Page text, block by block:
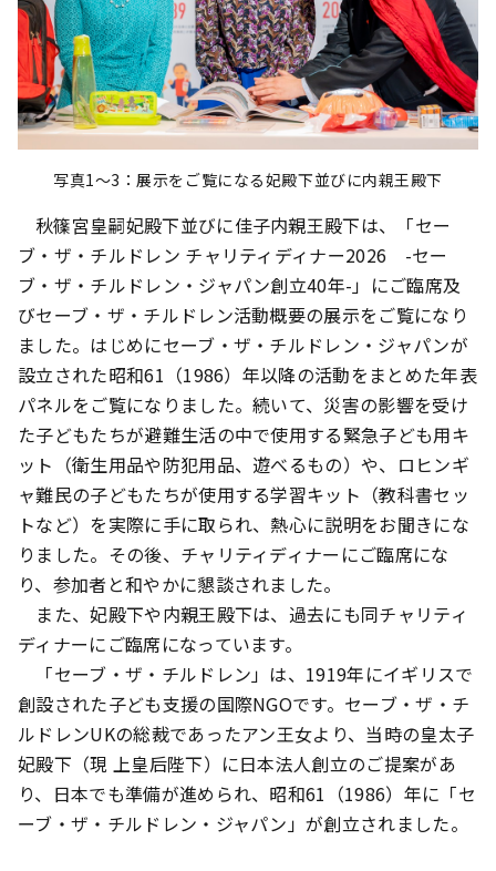
写真1～3：展示をご覧になる妃殿下並びに内親王殿下
秋篠宮皇嗣妃殿下並びに佳子内親王殿下は、「セー
ブ・ザ・チルドレン チャリティディナー2026 -セー
ブ・ザ・チルドレン・ジャパン創立40年-」にご臨席及
びセーブ・ザ・チルドレン活動概要の展示をご覧になり
ました。はじめにセーブ・ザ・チルドレン・ジャパンが
設立された昭和61（1986）年以降の活動をまとめた年表
パネルをご覧になりました。続いて、災害の影響を受け
た子どもたちが避難生活の中で使用する緊急子ども用キ
ット（衛生用品や防犯用品、遊べるもの）や、ロヒンギ
ャ難民の子どもたちが使用する学習キット（教科書セッ
トなど）を実際に手に取られ、熱心に説明をお聞きにな
りました。その後、チャリティディナーにご臨席にな
り、参加者と和やかに懇談されました。
また、妃殿下や内親王殿下は、過去にも同チャリティ
ディナーにご臨席になっています。
「セーブ・ザ・チルドレン」は、1919年にイギリスで
創設された子ども支援の国際NGOです。セーブ・ザ・チ
ルドレンUKの総裁であったアン王女より、当時の皇太子
妃殿下（現 上皇后陛下）に日本法人創立のご提案があ
り、日本でも準備が進められ、昭和61（1986）年に「セ
ーブ・ザ・チルドレン・ジャパン」が創立されました。